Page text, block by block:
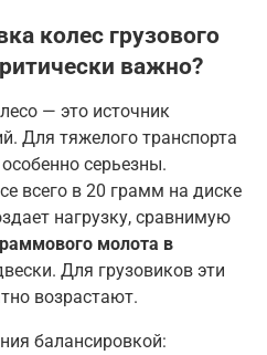
колес грузового
важно?
— это источник
Для тяжелого транспорта
серьезны.
всего в 20 грамм на диске
нагрузку, сравнимую
молота в
. Для грузовиков эти
возрастают.
балансировкой: